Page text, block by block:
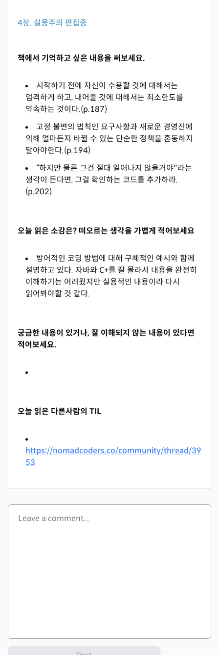
4장. 실용주의 편집증
책에서 기억하고 싶은 내용을 써보세요.
시작하기 전에 자신이 수용할 것에 대해서는
엄격하게 하고, 내어줄 것에 대해서는 최소한도를
약속하는 것이다.(p.187)
고정 불변의 법칙인 요구사항과 새로운 경영진에
의해 얼마든지 바뀔 수 있는 단순한 정책을 혼동하지
말아야한다.(p.194)
“하지만 물론 그건 절대 일어나지 않을거야"라는
생각이 든다면, 그걸 확인하는 코드를 추가하라.
(p.202)
오늘 읽은 소감은? 떠오르는 생각을 가볍게 적어보세요
방어적인 코딩 방법에 대해 구체적인 예시와 함께
설명하고 있다. 자바와 C+를 잘 몰라서 내용을 완전히
이해하기는 어려웠지만 실용적인 내용이라 다시
읽어봐야할 것 같다.
궁금한 내용이 있거나, 잘 이해되지 않는 내용이 있다면
적어보세요.
오늘 읽은 다른사람의 TIL
https://nomadcoders.co/community/thread/39
53